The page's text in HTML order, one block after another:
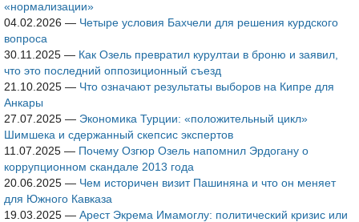
«нормализации»
04.02.2026 — Четыре условия Бахчели для решения курдского
вопроса
30.11.2025 — Как Озель превратил курултаи в броню и заявил,
что это последний оппозиционный съезд
21.10.2025 — Что означают результаты выборов на Кипре для
Анкары
27.07.2025 — Экономика Турции: «положительный цикл»
Шимшека и сдержанный скепсис экспертов
11.07.2025 — Почему Озгюр Озель напомнил Эрдогану о
коррупционном скандале 2013 года
20.06.2025 — Чем историчен визит Пашиняна и что он меняет
для Южного Кавказа
19.03.2025 — Арест Экрема Имамоглу: политический кризис или